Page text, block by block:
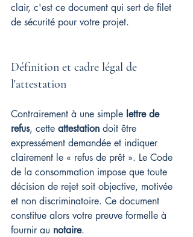
clair, c'est ce document qui sert de filet
de sécurité pour votre projet.
Définition et cadre légal de
l'attestation
Contrairement à une simple lettre de
refus, cette attestation doit être
expressément demandée et indiquer
clairement le « refus de prêt ». Le Code
de la consommation impose que toute
décision de rejet soit objective, motivée
et non discriminatoire. Ce document
constitue alors votre preuve formelle à
fournir au notaire.